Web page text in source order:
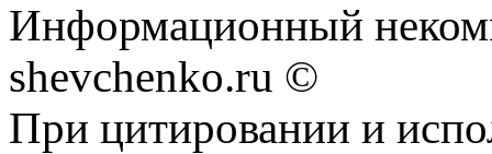
Информационный
shevchenko.ru ©
При цитировании и